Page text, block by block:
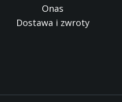
Onas
Dostawa i zwroty